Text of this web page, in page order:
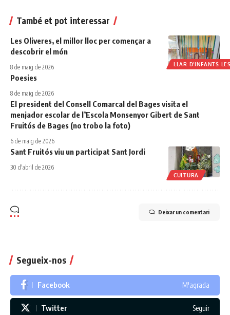
També et pot interessar
LLAR D'INFANTS
Les Oliveres, el millor lloc per començar a
descobrir el món
8 de maig de 2026
Poesies
8 de maig de 2026
El president del Consell Comarcal del Bages visita el
menjador escolar de l’Escola Monsenyor Gibert de Sant
Fruitós de Bages (no trobo la foto)
6 de maig de 2026
CULTURA
Sant Fruitós viu un participat Sant Jordi
30 d'abril de 2026
Deixar un comentari
Segueix-nos
Facebook M'agrada
Twitter Seguir